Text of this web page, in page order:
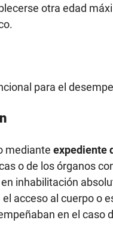
otra edad
para el
mediante expediente
o de los órganos
inhabilitación
acceso al cuerpo o
en el caso